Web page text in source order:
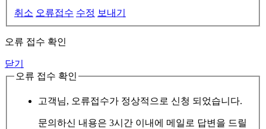
취소 오류접수 수정 보내기
오류 접수 확인
닫기
오류 접수 확인
고객님, 오류접수가 정상적으로 신청 되었습니다.
문의하신 내용은 3시간 이내에 메일로 답변을 드릴